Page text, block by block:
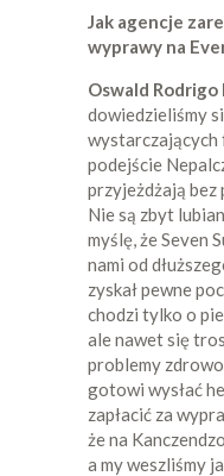
Jak agencje
wyprawy na
Oswald Rodrigo
dowiedzieliśmy
wystarczających
podejście
przyjeżdżają bez
Nie są zbyt
myślę, że Seven
nami od
zyskał pewne
chodzi tylko o
ale nawet się
problemy
gotowi wysłać
zapłacić za
że na
a my weszliśmy